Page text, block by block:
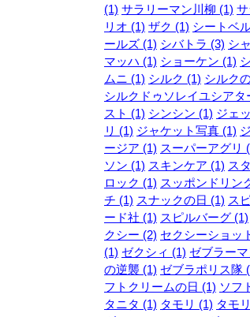
(1) サラリーマン川柳 (1)
リオ (1) ザク (1) シートベ
ールズ (1) シバトラ (3) シ
マッハ (1) ショーケン (1)
ムニ (1) シルク (1) シルク
シルクドゥソレイユシアタ
スト (1) シンシン (1) ジェ
リ (1) ジャケット写真 (1)
ージア (1) スーパーアグリ
ソン (1) スキンケア (1) ス
ロック (1) スッポンドリン
チ (1) スナックの日 (1) ス
ード社 (1) スピルバーグ (1)
クシー (2) セクシーショッ
(1) ゼクシィ (1) ゼブラー
の逆襲 (1) ゼブラポリス隊
フトクリームの日 (1) ソフ
タニタ (1) タモリ (1) タモ